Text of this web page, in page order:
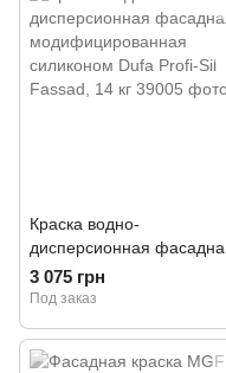
Краска водно-
дисперсионная фасадная
модифицированная
силиконом Dufa Profi-Sil
3 075 грн
Под заказ